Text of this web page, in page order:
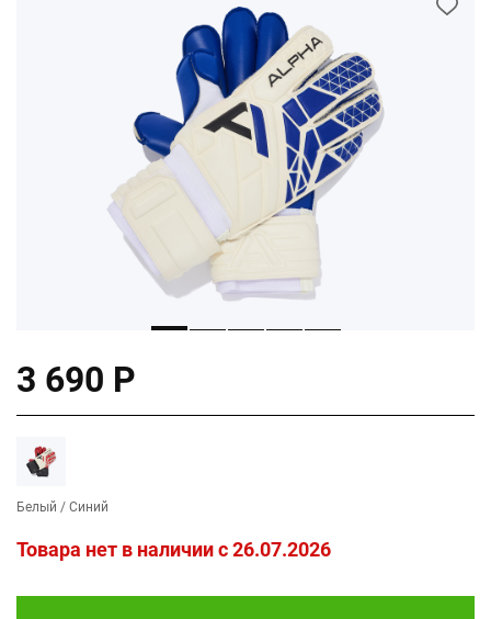
3 690 Р
Белый / Синий
Товара нет в наличии c 26.07.2026